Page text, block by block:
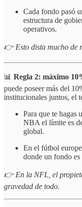
Cada fondo pasó
estructura de
operativos.
👉 Esto dista mucho de
📊 Regla 2: máximo
puede poseer más del
institucionales juntos, el
Para que te hagas
NBA el límite es
global.
En el fútbol
donde un fondo
👉 En la NFL, el
gravedad de todo.